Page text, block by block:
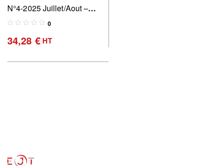
N°4-2025 Juillet/Aout –
Revue des commissaires
perspectives
0
34,28 €HT